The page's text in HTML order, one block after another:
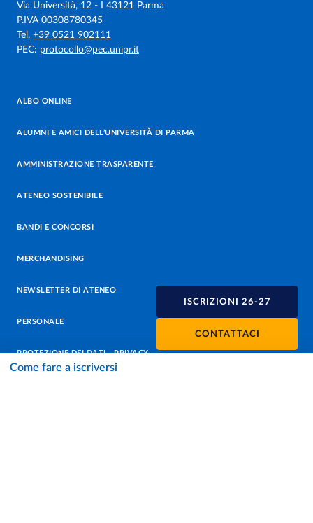
ISCRIZIONI 26-27
CONTATTACI
Come fare a iscriversi
Via Università, 12 - I 43121 Parma
P.IVA 00308780345
Tel. +39 0521 902111
PEC: protocollo@pec.unipr.it
ALBO ONLINE
ALUMNI E AMICI DELL’UNIVERSITÀ DI PARMA
AMMINISTRAZIONE TRASPARENTE
ATENEO SOSTENIBILE
BANDI E CONCORSI
MERCHANDISING
NEWSLETTER DI ATENEO
PERSONALE
PROTEZIONE DEI DATI - PRIVACY